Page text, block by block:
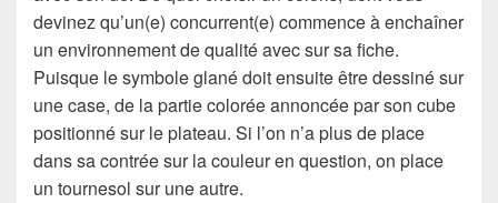
devinez qu’un(e) concurrent(e) commence à enchaîner
un environnement de qualité avec sur sa fiche.
Puisque le symbole glané doit ensuite être dessiné sur
une case, de la partie colorée annoncée par son cube
positionné sur le plateau. Si l’on n’a plus de place
dans sa contrée sur la couleur en question, on place
un tournesol sur une autre.